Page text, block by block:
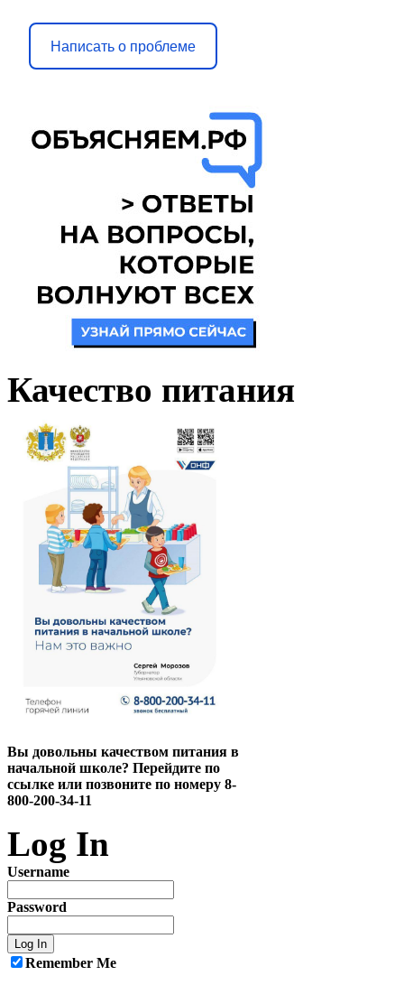
Написать о проблеме
Качество питания
Вы довольны качеством питания в
начальной школе? Перейдите по
ссылке или позвоните по номеру 8-
800-200-34-11
Log In
Username
Password
Remember Me